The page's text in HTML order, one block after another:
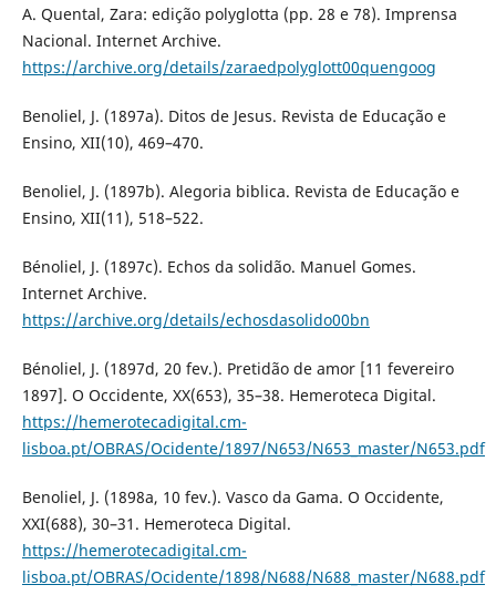
A. Quental, Zara: edição polyglotta (pp. 28 e 78). Imprensa
Nacional. Internet Archive.
https://archive.org/details/zaraedpolyglott00quengoog
Benoliel, J. (1897a). Ditos de Jesus. Revista de Educação e
Ensino, XII(10), 469–470.
Benoliel, J. (1897b). Alegoria biblica. Revista de Educação e
Ensino, XII(11), 518–522.
Bénoliel, J. (1897c). Echos da solidão. Manuel Gomes.
Internet Archive.
https://archive.org/details/echosdasolido00bn
Bénoliel, J. (1897d, 20 fev.). Pretidão de amor [11 fevereiro
1897]. O Occidente, XX(653), 35–38. Hemeroteca Digital.
https://hemerotecadigital.cm-
lisboa.pt/OBRAS/Ocidente/1897/N653/N653_master/N653.pdf
Benoliel, J. (1898a, 10 fev.). Vasco da Gama. O Occidente,
XXI(688), 30–31. Hemeroteca Digital.
https://hemerotecadigital.cm-
lisboa.pt/OBRAS/Ocidente/1898/N688/N688_master/N688.pdf